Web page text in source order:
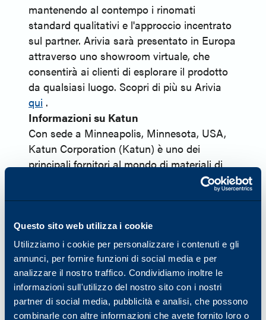
Questo sito web utilizza i cookie
Utilizziamo i cookie per personalizzare i contenuti e gli
annunci, per fornire funzioni di social media e per
analizzare il nostro traffico. Condividiamo inoltre le
informazioni sull'utilizzo del nostro sito con i nostri
partner di social media, pubblicità e analisi, che possono
combinarle con altre informazioni che avete fornito loro o
mantenendo al contempo i rinomati
standard qualitativi e l'approccio incentrato
sul partner. Arivia sarà presentato in Europa
attraverso uno showroom virtuale, che
consentirà ai clienti di esplorare il prodotto
da qualsiasi luogo. Scopri di più su Arivia
qui .
Informazioni su Katun
Con sede a Minneapolis, Minnesota, USA,
Katun Corporation (Katun) è uno dei
principali fornitori al mondo di materiali di
consumo equivalenti agli OEM e di una
gamma completa di prodotti e servizi per
multifunzione (MFP). Nel 2024 Katun ha
lanciato Arivia, la sua prima linea di
multifunzione. Katun vanta oltre 45 anni di
esperienza nel settore delle tecnologie per
ufficio e serve circa 8.000 partner rivenditori
e distributori in tutto il mondo. Sfruttando il